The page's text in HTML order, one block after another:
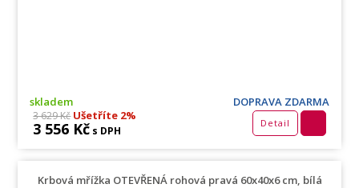
skladem DOPRAVA ZDARMA
3 629 KčUšetříte 2%
3 556 Kč s DPH
Detail
Krbová mřížka OTEVŘENÁ rohová pravá 60x40x6 cm, bílá